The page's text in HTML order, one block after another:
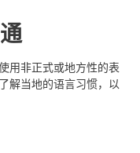
用非正式或地方性的表
解当地的语言习惯，以